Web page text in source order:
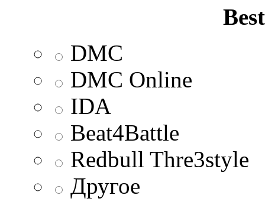
DMC
DMC Online
IDA
Beat4Battle
Redbull Thre3style
Другое